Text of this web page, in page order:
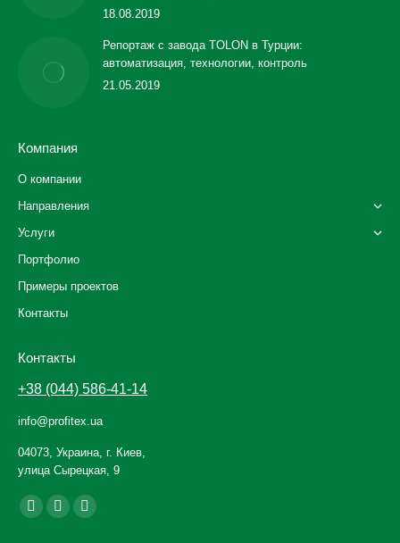
18.08.2019
Репортаж с завода TOLON в Турции:
автоматизация, технологии, контроль
21.05.2019
Компания
О компании
Направления
Услуги
Портфолио
Примеры проектов
Контакты
Контакты
+38 (044) 586-41-14
info@profitex.ua
04073, Украина, г. Киев,
улица Сырецкая, 9
Ищите нас:
Facebook
YouTubeInstagram